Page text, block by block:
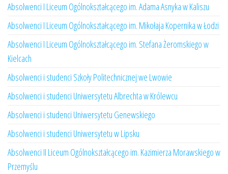
Absolwenci I Liceum Ogólnokształcącego im. Adama Asnyka w Kaliszu
Absolwenci I Liceum Ogólnokształcącego im. Mikołaja Kopernika w Łodzi
Absolwenci I Liceum Ogólnokształcącego im. Stefana Żeromskiego w
Kielcach
Absolwenci i studenci Szkoły Politechnicznej we Lwowie
Absolwenci i studenci Uniwersytetu Albrechta w Królewcu
Absolwenci i studenci Uniwersytetu Genewskiego
Absolwenci i studenci Uniwersytetu w Lipsku
Absolwenci II Liceum Ogólnokształcącego im. Kazimierza Morawskiego w
Przemyślu